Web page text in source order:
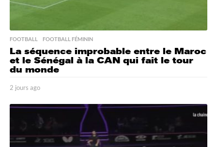
FOOTBALL ,FOOTBALL FÉMININ
La séquence improbable entre le Maroc
et le Sénégal à la CAN qui fait le tour
du monde
2 jours ago
o
r
a